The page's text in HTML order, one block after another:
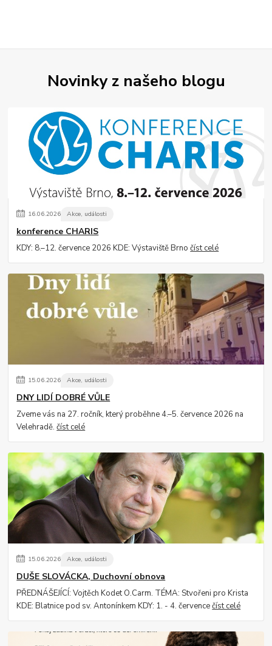
Novinky z našeho blogu
16.06.2026 Akce, události
konference CHARIS
KDY: 8.–12. července 2026 KDE: Výstaviště Brnočíst celé
15.06.2026 Akce, události
DNY LIDÍ DOBRÉ VŮLE
Zveme vás na 27. ročník, který proběhne 4.–5. července 2026 na
Velehradě.číst celé
15.06.2026 Akce, události
DUŠE SLOVÁCKA, Duchovní obnova
PŘEDNÁŠEJÍCÍ: Vojtěch Kodet O.Carm. TÉMA: Stvořeni pro Krista
KDE: Blatnice pod sv. Antonínkem KDY: 1. - 4. červencečíst celé